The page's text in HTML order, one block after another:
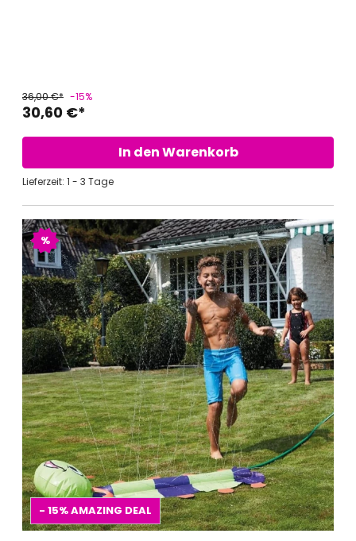
30,60 €*
36,00 €* -15%
In den Warenkorb
Lieferzeit: 1 - 3 Tage
%
- 15%AMAZING DEAL